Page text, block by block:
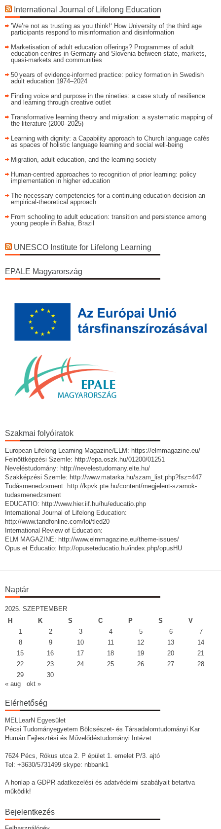
International Journal of Lifelong Education
’We’re not as trusting as you think!‘ How University of the third age
participants respond to misinformation and disinformation
Marketisation of adult education offerings? Programmes of adult
education centres in Germany and Slovenia between state, markets,
quasi-markets and communities
50 years of evidence‑informed practice: policy formation in Swedish
adult education 1974–2024
Finding voice and purpose in the nineties: a case study of resilience
and learning through creative outlet
Transformative learning theory and migration: a systematic mapping of
the literature (2000–2025)
Learning with dignity: a Capability approach to Church language cafés
as spaces of holistic language learning and social well-being
Migration, adult education, and the learning society
Human-centred approaches to recognition of prior learning: policy
implementation in higher education
The necessary competencies for a continuing education decision an
empirical-theoretical approach
From schooling to adult education: transition and persistence among
young people in Bahia, Brazil
UNESCO Institute for Lifelong Learning
EPALE Magyarország
Szakmai folyóiratok
European Lifelong Learning Magazine/ELM: https://elmmagazine.eu/
Felnőttképzési Szemle: http://epa.oszk.hu/01200/01251
Neveléstudomány: http://nevelestudomany.elte.hu/
Szakképzési Szemle: http://www.matarka.hu/szam_list.php?fsz=447
Tudásmenedzsment: http://kpvk.pte.hu/content/megjelent-szamok-
tudasmenedzsment
EDUCATIO: http://www.hier.iif.hu/hu/educatio.php
International Journal of Lifelong Education:
http://www.tandfonline.com/loi/tled20
International Review of Education:
ELM MAGAZINE: http://www.elmmagazine.eu/theme-issues/
Opus et Educatio: http://opuseteducatio.hu/index.php/opusHU
Naptár
2025. SZEPTEMBER
H
K S C P S
V
1
2 3 4 5 6
7
8
9 10 11 12 13
14
15
16 17 18 19 20
21
22
23 24 25 26 27
28
29
30
« aug
okt »
Elérhetőség
MELLearN Egyesület
Pécsi Tudományegyetem Bölcsészet- és Társadalomtudományi Kar
Humán Fejlesztési és Művelődéstudományi Intézet
7624 Pécs, Rókus utca 2. P épület 1. emelet P/3. ajtó
Tel: +3630/5731499 skype: nbbank1
A honlap a GDPR adatkezelési és adatvédelmi szabályait betartva
működik!
Bejelentkezés